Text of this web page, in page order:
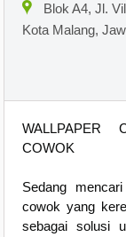
Blok A4, Jl.
Kota Malang,
WALLPAPER
COWOK
Sedang
cowok yang
sebagai solusi